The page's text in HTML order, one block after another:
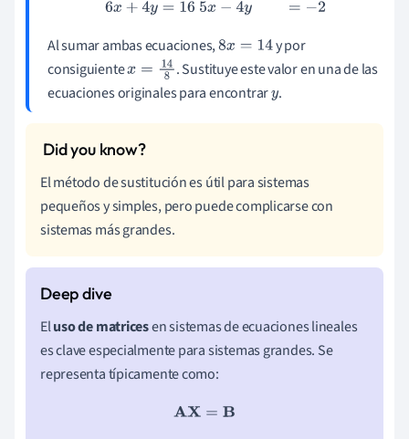
6x+ 4y=16 5x−4y=
Al sumar ambas ecuaciones,8x= 14
y por
consiguientex= 14 8
. Sustituye este valor en una de las
ecuaciones originales para encontrary.
El método de sustitución es útil para sistemas
pequeños y simples, pero puede complicarse con
sistemas más grandes.
Eluso de matricesen sistemas de ecuaciones lineales
es clave especialmente para sistemas grandes. Se
representa típicamente como:
AX =B